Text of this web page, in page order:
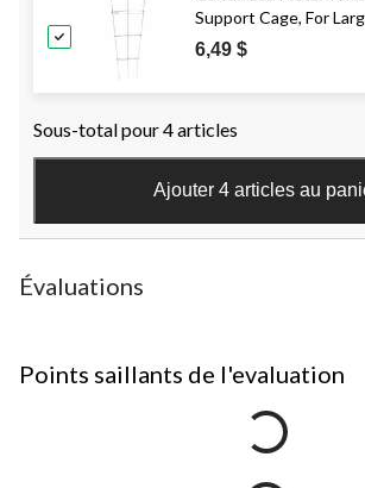
Support Cage, For
6,49 $
Sous-total pour 4 articles
Ajouter 4 articles au
Évaluations
Points saillants de l'evaluation